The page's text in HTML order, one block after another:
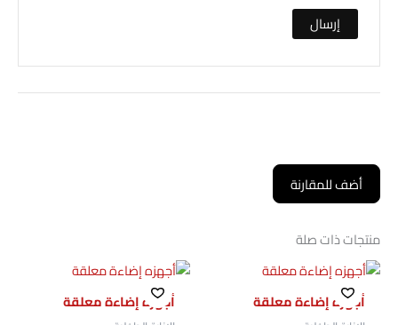
أضف للمقارنة
منتجات ذات صلة
أجهزه إضاءة معلقة أجهزه إضاءة معلقة